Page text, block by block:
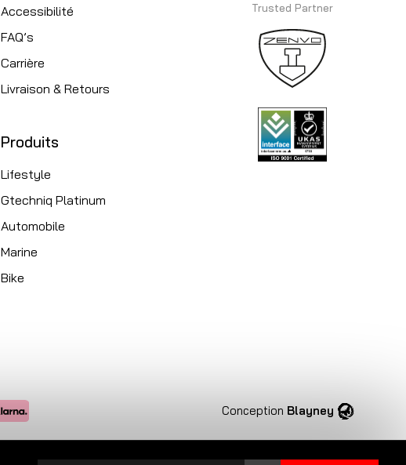
Accessibilité
FAQ’s
Carrière
Livraison & Retours
Produits
Lifestyle
Gtechniq Platinum
Automobile
Marine
Bike
Trusted Partner
Conception Blayney